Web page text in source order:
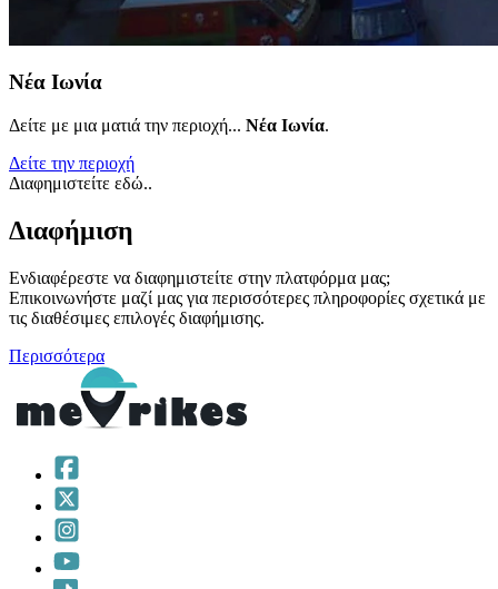
Νέα Ιωνία
Δείτε με μια ματιά την περιοχή... Νέα Ιωνία.
Δείτε την περιοχή
Διαφημιστείτε εδώ..
Διαφήμιση
Ενδιαφέρεστε να διαφημιστείτε στην πλατφόρμα μας;
Επικοινωνήστε μαζί μας για περισσότερες πληροφορίες σχετικά με
τις διαθέσιμες επιλογές διαφήμισης.
Περισσότερα